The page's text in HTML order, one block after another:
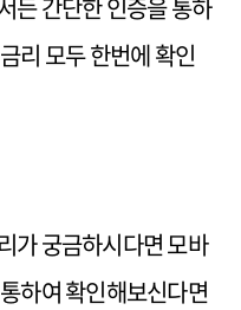
든 간단한 인증을 통하
리 모두 한번에 확인
가 궁금하시다면 모바
하여 확인해보신다면